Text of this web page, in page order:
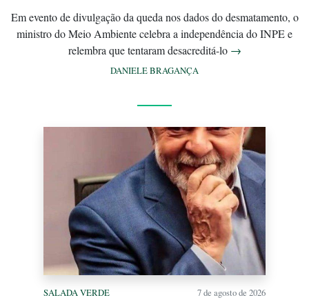
Em evento de divulgação da queda nos dados do desmatamento, o
ministro do Meio Ambiente celebra a independência do INPE e
relembra que tentaram desacreditá-lo →
DANIELE BRAGANÇA
SALADA VERDE 7 de agosto de 2026